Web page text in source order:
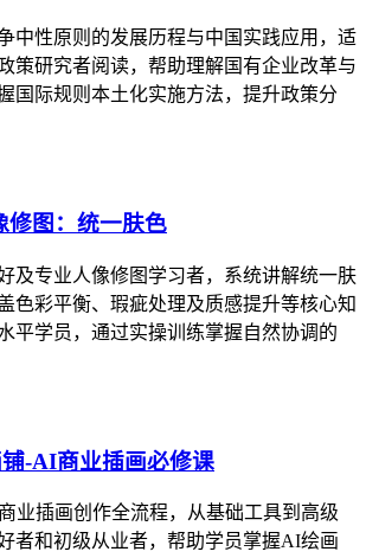
中性原则的发展历程与中国实践应用，适
策研究者阅读，帮助理解国有企业改革与
国际规则本土化实施方法，提升政策分
修图：统一肤色
及专业人像修图学习者，系统讲解统一肤
色彩平衡、瑕疵处理及质感提升等核心知
平学员，通过实操训练掌握自然协调的
-AI商业插画必修课
业插画创作全流程，从基础工具到高级
者和初级从业者，帮助学员掌握AI绘画